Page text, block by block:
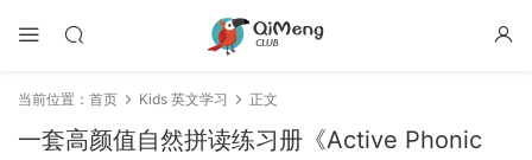
当前位置： 首页 Kids 英文学习 正文
一套高颜值自然拼读练习册《Active Phonic